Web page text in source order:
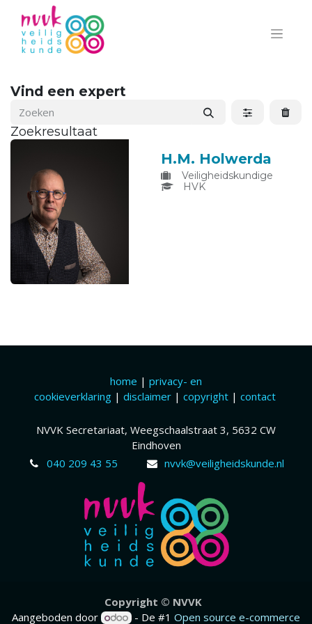
Vind een expert
Zoekresultaat
H.M. Holwerda
Veiligheidskundige
HVK
home | privacy- en
cookieverklaring| disclaimer | copyright| contact
NVVK Secretariaat, Weegschaalstraat 3, 5632 CW
Eindhoven
040 209 43 55
nvvk@veiligheidskunde.nl
Copyr​ight © NVVK
Aangeboden door
- De #1 Open source e-commerce